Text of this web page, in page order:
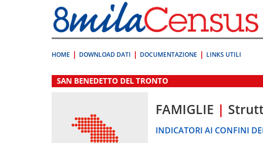
direttamente
a:
Contenuto
HOME DOWNLOAD DATI DOCUMENTAZIONE LINKS UTILI
.
SAN BENEDETTO DEL TRONTO
FAMIGLIE |
INDICATORI AI CONFINI